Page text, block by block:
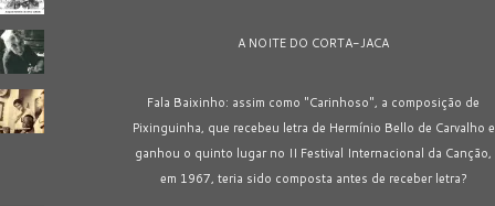
A NOITE DO CORTA-JACA
Fala Baixinho: assim como "Carinhoso", a composição de
Pixinguinha, que recebeu letra de Hermínio Bello de Carvalho e
ganhou o quinto lugar no II Festival Internacional da Canção,
em 1967, teria sido composta antes de receber letra?